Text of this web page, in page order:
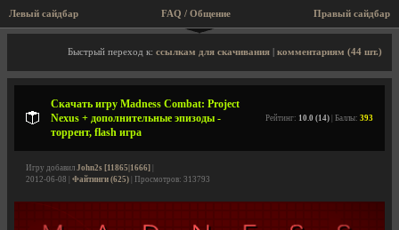
Левый сайдбар FAQ / Общение
Описание игры, торрент, скриншоты, видео
Быстрый переход к: ссылкам для скачивания комментариям (44 шт.)
Скачать игру Madness Combat: Project
Nexus + дополнительные эпизоды -
торрент, flash игра
Рейтинг: 10.0 (14) | Баллы: 393
Игру добавил John2s [11865|1666]
2012-06-08 | Файтинги (625) | Просмотров: 313793